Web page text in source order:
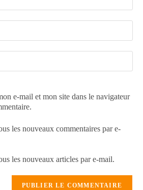
e-mail et mon site dans le navigateur
les nouveaux commentaires par e-
les nouveaux articles par e-mail.